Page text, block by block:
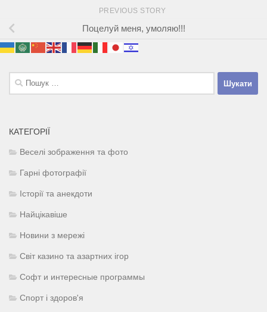
PREVIOUS STORY
Поцелуй меня, умоляю!!!
Пошук:
КАТЕГОРІЇ
Веселі зображення та фото
Гарні фотографії
Історії та анекдоти
Найцікавіше
Новини з мережі
Світ казино та азартних ігор
Софт и интересные программы
Спорт і здоров'я